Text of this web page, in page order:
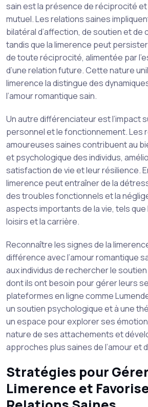
sain est la présence de réciprocité et
mutuel. Les relations saines
bilatéral d’affection, de soutien et de
tandis que la limerence peut
de toute réciprocité, alimentée par
d’une relation future. Cette nature
limerence la distingue des
l’amour romantique sain.
Un autre différenciateur est l’impact
personnel et le fonctionnement. Les
amoureuses saines contribuent au
et psychologique des individus,
satisfaction de vie et leur résilience.
limerence peut entraîner de la
des troubles fonctionnels et la
aspects importants de la vie, tels que
loisirs et la carrière.
Reconnaître les signes de la
différence avec l’amour romantique
aux individus de rechercher le
dont ils ont besoin pour gérer leurs
plateformes en ligne comme
un soutien psychologique et à une
un espace pour explorer ses
nature de ses attachements et
approches plus saines de l’amour et
Stratégies pour
Limerence et